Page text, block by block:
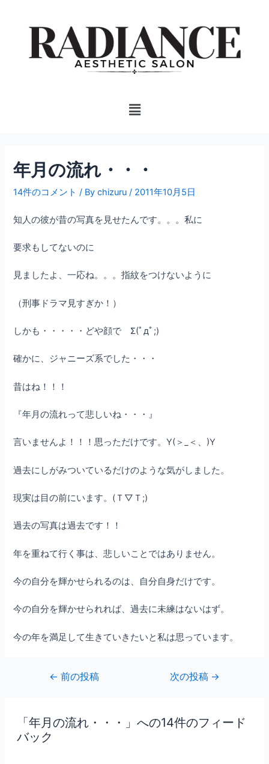
Menu
年月の流れ・・・
14件のコメント / Bychizuru/ 2011年10月5日
知人の彼が昔の写真を見せたんです。。。私に
要求もしてないのに
見ましたよ、一応ね。。。指紋をつけないように
（刑事ドラマ見すぎか！）
しかも・・・・・どや顔で Σ(ﾟдﾟ;)
確かに、ジャニーズ系でした・・・
昔はね！！！
『年月の流れって悲しいね・・・』
言いませんよ！！！思っただけです。Y(＞_＜、)Y
過去にしがみついているだけのような気がしました。
現実は目の前にいます。(Ｔ▽Ｔ;)
過去の写真は過去です！！
年を重ねて行く事は、悲しいことではありません。
今の自分を輝かせられるのは、自分自身だけです。
今の自分を輝かせられれば、過去に未練はないはず。
今の年を満足して生きていきたいと私は思っています。
ビ
ゲ
← 前の投稿 次の投稿 →
「年月の流れ・・・」への14件のフィード
バック